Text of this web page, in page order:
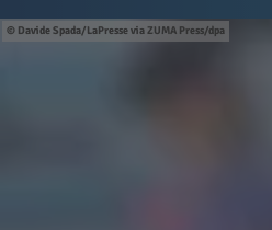
Davide Spada/LaPresse via ZUMA Press/dpa